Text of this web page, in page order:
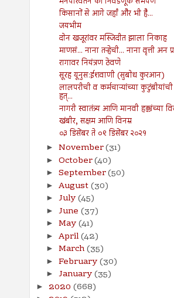
किसानों से आगे जहाँ और भी है...
जयभीम
दोन खजूरांवर मस्जिदीत झाला निकाह
माणसं... नाना तऱ्हेची... नाना वृत्ती अन
रागावर नियंत्रण ठेवणे
सूरह यूनुस:ईशवाणी (सुबोध कुरआन)
लालपरीची व कर्मचाऱ्यांच्या
हत्...
नागरी स्वातंत्र्य आणि मानवी हक्कांच्या
खंबीर, सक्षम आणि विनम्र
०३ डिसेंबर ते ०९ डिसेंबर २०२१
► November(31)
► October(40)
► September(50)
► August(30)
► July(45)
► June (37)
► May(41)
► April(42)
► March(35)
► February(30)
► January(35)
► 2020 (668)